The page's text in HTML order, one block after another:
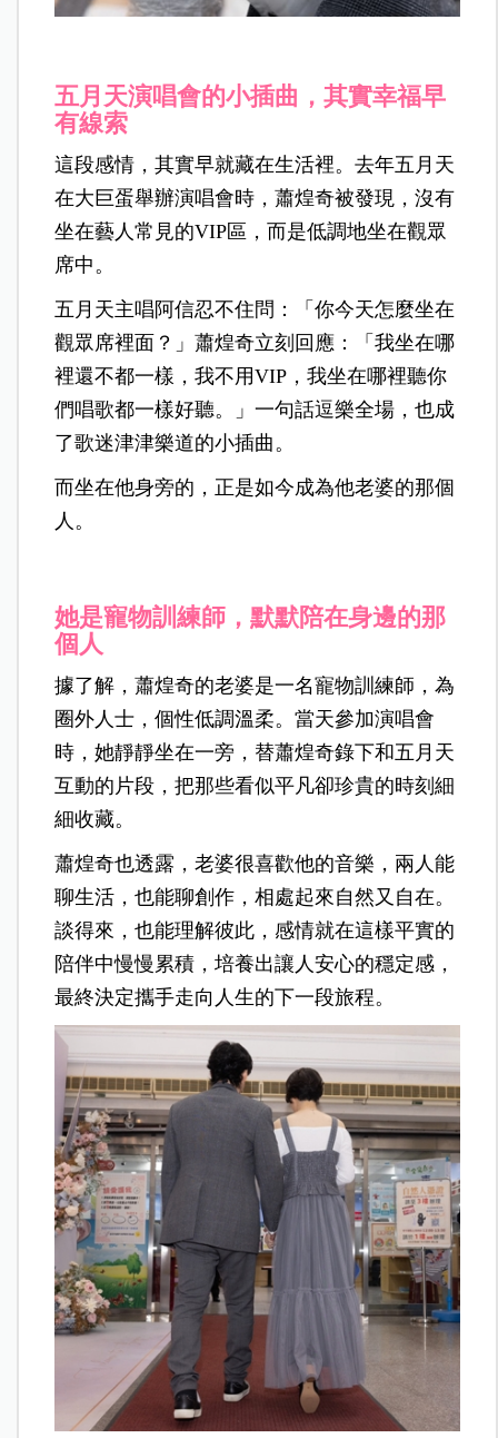
五月天演唱會的小插曲，其實幸福早
有線索
這段感情，其實早就藏在生活裡。去年五月天
在大巨蛋舉辦演唱會時，蕭煌奇被發現，沒有
坐在藝人常見的VIP區，而是低調地坐在觀眾
席中。
五月天主唱阿信忍不住問：「你今天怎麼坐在
觀眾席裡面？」蕭煌奇立刻回應：「我坐在哪
裡還不都一樣，我不用VIP，我坐在哪裡聽你
們唱歌都一樣好聽。」一句話逗樂全場，也成
了歌迷津津樂道的小插曲。
而坐在他身旁的，正是如今成為他老婆的那個
人。
她是寵物訓練師，默默陪在身邊的那
個人
據了解，蕭煌奇的老婆是一名寵物訓練師，為
圈外人士，個性低調溫柔。當天參加演唱會
時，她靜靜坐在一旁，替蕭煌奇錄下和五月天
互動的片段，把那些看似平凡卻珍貴的時刻細
細收藏。
蕭煌奇也透露，老婆很喜歡他的音樂，兩人能
聊生活，也能聊創作，相處起來自然又自在。
談得來，也能理解彼此，感情就在這樣平實的
陪伴中慢慢累積，培養出讓人安心的穩定感，
最終決定攜手走向人生的下一段旅程。